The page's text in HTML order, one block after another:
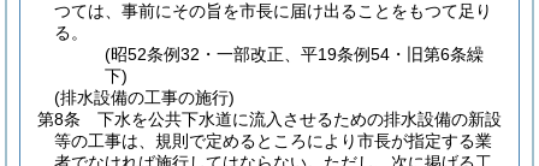
つては、事前にその旨を市長に届け出ることをもつて足り
る。
(昭52条例32・一部改正、平19条例54・旧第6条繰
下)
(排水設備の工事の施行)
第8条
下水を公共下水道に流入させるための排水設備の新設
等の工事は、規則で定めるところにより市長が指定する業